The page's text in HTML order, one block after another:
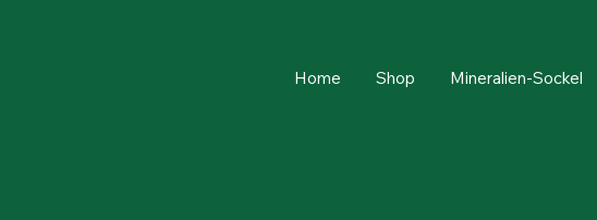
Home Shop Mineralien-Sockel